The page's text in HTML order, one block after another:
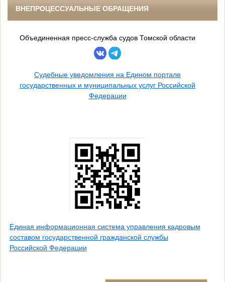
ВНЕПРОЦЕССУАЛЬНЫЕ ОБРАЩЕНИЯ
Объединенная пресс-служба судов Томской области
Судебные уведомления на Едином портале
государственных и муниципальных услуг Российской
Федерации
Единая информационная система управления кадровым
составом государственной гражданской службы
Российской Федерации